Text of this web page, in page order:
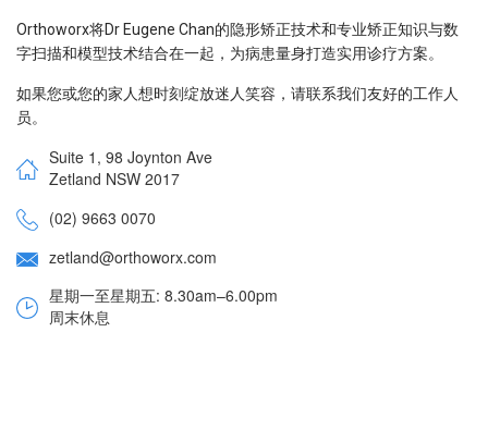
Orthoworx将Dr Eugene Chan的隐形矫正技术和专业矫正知识与数
字扫描和模型技术结合在一起，为病患量身打造实用诊疗方案。
如果您或您的家人想时刻绽放迷人笑容，请联系我们友好的工作人
员。
Suite 1, 98 Joynton Ave
Zetland NSW 2017
(02) 9663 0070
zetland@orthoworx.com
星期一至星期五: 8.30am–6.00pm
周末休息